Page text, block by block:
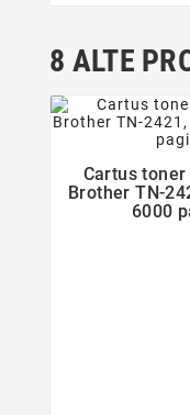
8 ALTE

Cartus
Brother TN-
6000